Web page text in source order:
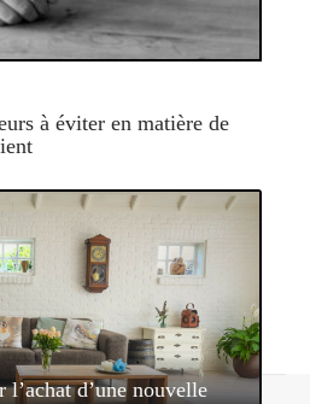
à éviter en matière de
l’achat d’une nouvelle